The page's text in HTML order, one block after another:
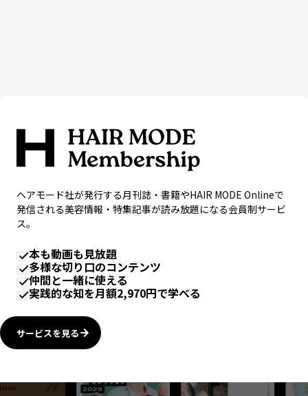
ヘアモード社が発行する月刊誌・書籍やHAIR MODE Onlineで
発信される美容情報・特集記事が読み放題になる会員制サービ
ス。
本も動画も見放題
多様な切り口のコンテンツ
仲間と一緒に使える
実践的な知を月額2,970円で学べる
サービスを見る